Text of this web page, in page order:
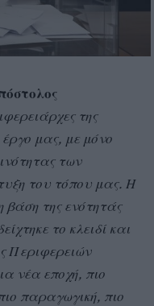
της
μας, με μόνο
των
του τόπου μας. Η
της ενότητάς
το κλειδί και
Περιφερειών
νέα εποχή, πιο
παραγωγική, πιο